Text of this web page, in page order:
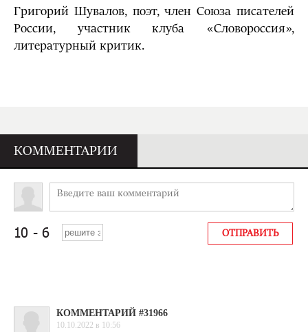
Григорий Шувалов, поэт, член Союза писателей
России, участник клуба «Словороссия»,
литературный критик.
КОММЕНТАРИИ
КОММЕНТАРИЙ #31966
10.10.2022 в 10:56